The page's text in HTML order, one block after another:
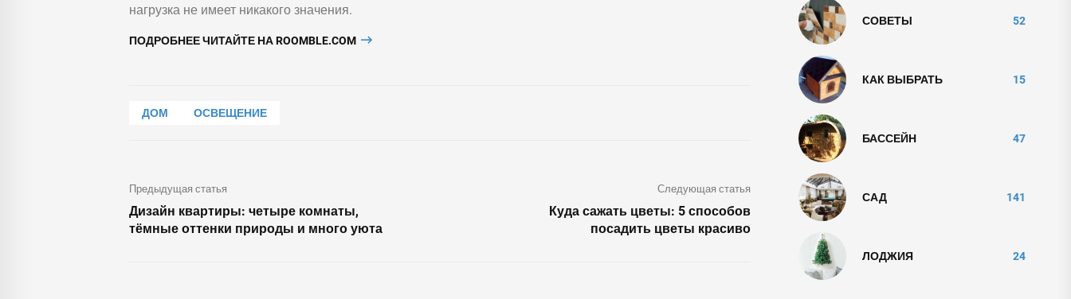
нагрузка не имеет никакого значения.
ПОДРОБНЕЕ ЧИТАЙТЕ НА ROOMBLE.COM
ДОМ ОСВЕЩЕНИЕ
Предыдущая статья
Дизайн квартиры: четыре комнаты,
тёмные оттенки природы и много уюта
Следующая статья
Куда сажать цветы: 5 способов
посадить цветы красиво
СОВЕТЫ 52
КАК ВЫБРАТЬ 15
БАССЕЙН 47
САД 141
ЛОДЖИЯ 24